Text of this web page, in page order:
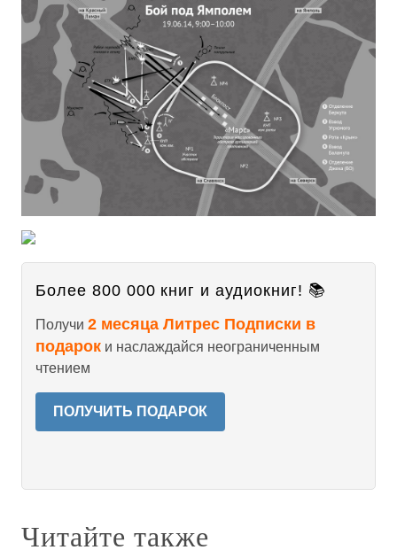
Более 800 000 книг и аудиокниг! 📚
Получи 2 месяца Литрес Подписки в
подарок и наслаждайся неограниченным
чтением
ПОЛУЧИТЬ ПОДАРОК
Читайте также